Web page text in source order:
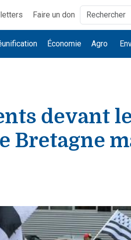
Faire un don
Économie Agro
devant
Bretagne